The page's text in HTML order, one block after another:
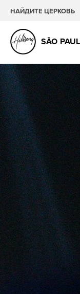
НАЙДИТЕ ЦЕРКОВЬ
SÃO